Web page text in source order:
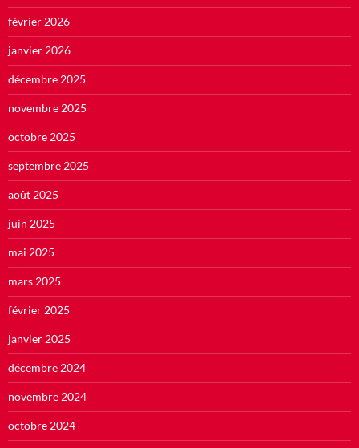
février 2026
janvier 2026
décembre 2025
novembre 2025
octobre 2025
septembre 2025
août 2025
juin 2025
mai 2025
mars 2025
février 2025
janvier 2025
décembre 2024
novembre 2024
octobre 2024